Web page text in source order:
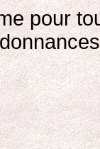
pour